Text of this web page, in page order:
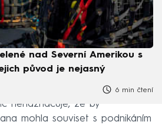
nad Severní Amerikou s
původ je nejasný
6 min čtení
nenaznačuje, že by
mohla souviset s podnikáním